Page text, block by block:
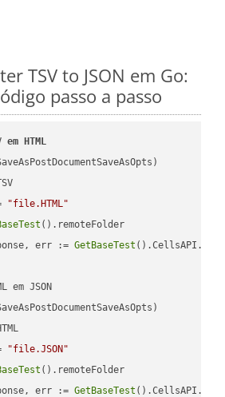
TSV to JSON em Go:
passo a passo
em
HTML
"file.HTML"
().remoteFolder
err := GetBaseTest ().CellsAPI.
em JSON
"file.JSON"
().remoteFolder
err := GetBaseTest ().CellsAPI.